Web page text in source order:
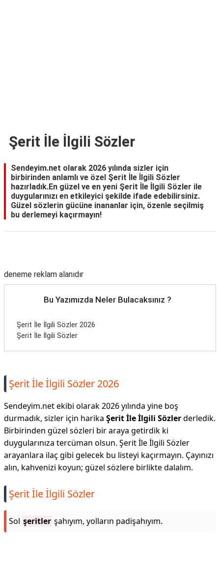
Şerit İle İlgili Sözler
Sendeyim.net olarak 2026 yılında sizler için
birbirinden anlamlı ve özel Şerit İle İlgili Sözler
hazırladık.En güzel ve en yeni Şerit İle İlgili Sözler ile
duygularınızı en etkileyici şekilde ifade edebilirsiniz.
Güzel sözlerin gücüne inananlar için, özenle seçilmiş
bu derlemeyi kaçırmayın!
deneme reklam alanıdır
Bu Yazımızda Neler Bulacaksınız ?
Şerit İle İlgili Sözler 2026
Şerit İle İlgili Sözler
Şerit İle İlgili Sözler 2026
Sendeyim.net ekibi olarak 2026 yılında yine boş
durmadık, sizler için harika Şerit İle İlgili Sözlerderledik.
Birbirinden güzel sözleri bir araya getirdik ki
duygularınıza tercüman olsun. Şerit İle İlgili Sözler
arayanlara ilaç gibi gelecek bu listeyi kaçırmayın. Çayınızı
alın, kahvenizi koyun; güzel sözlere birlikte dalalım.
Şerit İle İlgili Sözler
Sol şeritler şahıyım, yolların padişahıyım.